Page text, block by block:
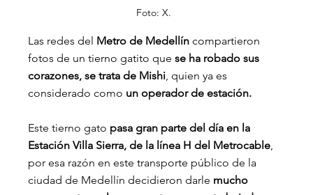
Foto: X.
Las redes del Metro de Medellín compartieron
fotos de un tierno gatito que se ha robado sus
corazones, se trata de Mishi , quien ya es
considerado como un operador de estación.
Este tierno gato pasa gran parte del día en la
Estación Villa Sierra, de la línea H del Metrocable
por esa razón en este transporte público de la
ciudad de Medellín decidieron darle mucho